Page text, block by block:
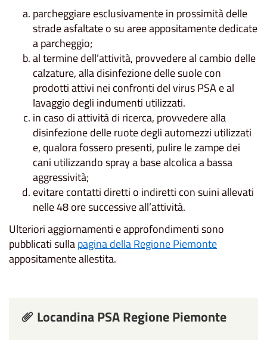
parcheggiare esclusivamente in prossimità delle
strade asfaltate o su aree appositamente dedicate
a parcheggio;
al termine dell’attività, provvedere al cambio delle
calzature, alla disinfezione delle suole con
prodotti attivi nei confronti del virus PSA e al
lavaggio degli indumenti utilizzati.
in caso di attività di ricerca, provvedere alla
disinfezione delle ruote degli automezzi utilizzati
e, qualora fossero presenti, pulire le zampe dei
cani utilizzando spray a base alcolica a bassa
aggressività;
evitare contatti diretti o indiretti con suini allevati
nelle 48 ore successive all’attività.
Ulteriori aggiornamenti e approfondimenti sono
pubblicati sullapagina della Regione Piemonte
appositamente allestita.
Locandina PSA Regione Piemonte